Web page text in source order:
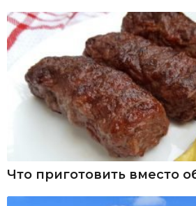
Что приготовить вместо